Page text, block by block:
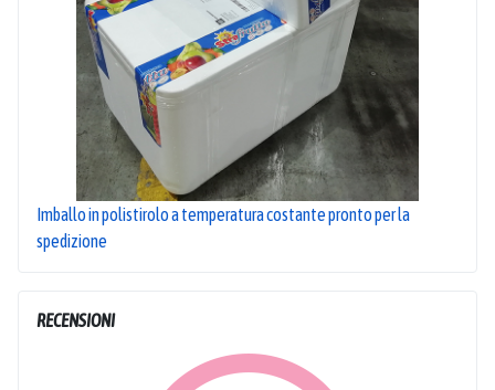
Imballo in polistirolo a temperatura costante pronto per la
spedizione
RECENSIONI